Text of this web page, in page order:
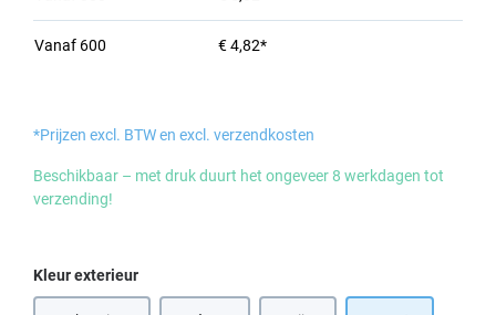
Vanaf 600 € 4,82*
*Prijzen excl. BTW en excl. verzendkosten
Beschikbaar – met druk duurt het ongeveer 8 werkdagen tot
verzending!
Selecteer
Kleur exterieur